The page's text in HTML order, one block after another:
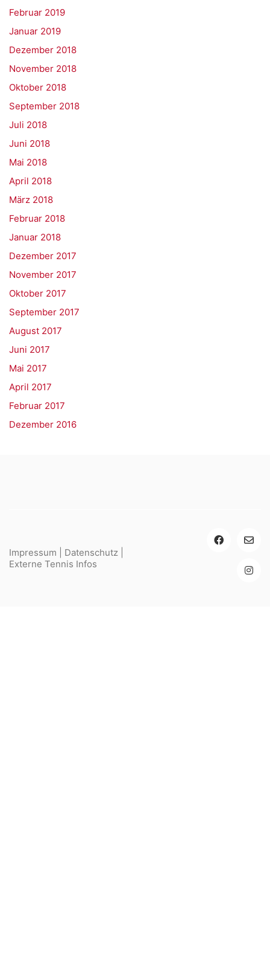
Februar 2019
Januar 2019
Dezember 2018
November 2018
Oktober 2018
September 2018
Juli 2018
Juni 2018
Mai 2018
April 2018
März 2018
Februar 2018
Januar 2018
Dezember 2017
November 2017
Oktober 2017
September 2017
August 2017
Juni 2017
Mai 2017
April 2017
Februar 2017
Dezember 2016
Impressum Datenschutz
Externe Tennis Infos